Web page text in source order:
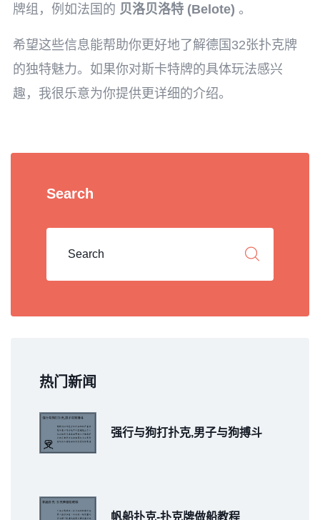
牌组，例如法国的 贝洛贝洛特 (Belote) 。
希望这些信息能帮助你更好地了解德国32张扑克牌
的独特魅力。如果你对斯卡特牌的具体玩法感兴
趣，我很乐意为你提供更详细的介绍。
Search
热门新闻
强行与狗打扑克,男子与狗搏斗
帆船扑克-扑克牌做船教程